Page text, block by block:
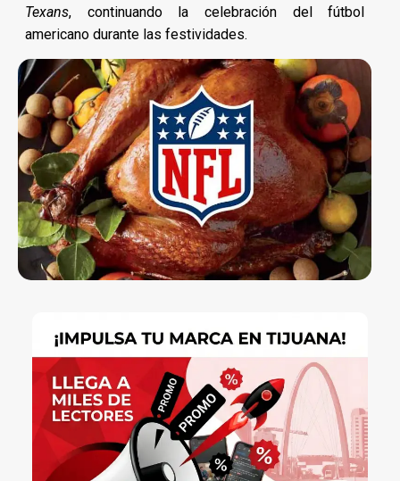
Texans, continuando la celebración del fútbol
americano durante las festividades.